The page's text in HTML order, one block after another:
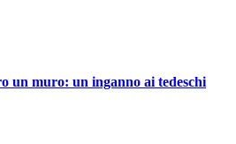
un muro: un inganno ai tedeschi